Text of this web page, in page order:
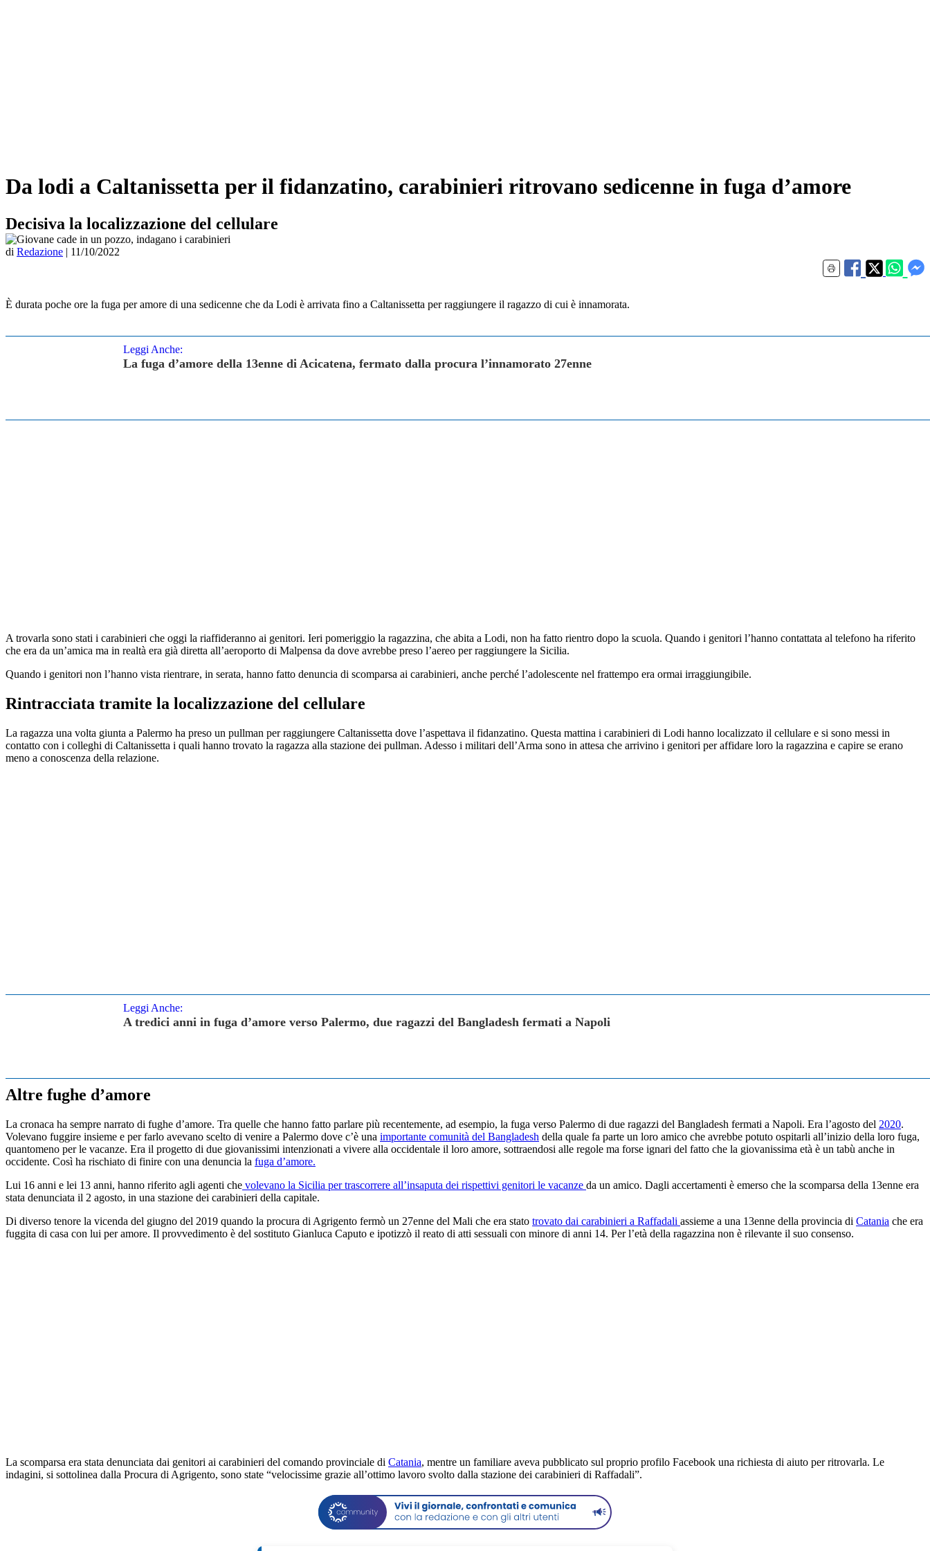
Da lodi a Caltanissetta per il fidanzatino, carabinieri ritrovano sedicenne in fuga d’amore
Decisiva la localizzazione del cellulare
di Redazione | 11/10/2022
È durata poche ore la fuga per amore di una sedicenne che da Lodi è arrivata fino a Caltanissetta per raggiungere il ragazzo di cui è innamorata.
Leggi Anche:
La fuga d’amore della 13enne di Acicatena, fermato dalla procura l’innamorato 27enne
A trovarla sono stati i carabinieri che oggi la riaffideranno ai genitori. Ieri pomeriggio la ragazzina, che abita a Lodi, non ha fatto rientro dopo la scuola. Quando i genitori l’hanno contattata al telefono ha riferito
che era da un’amica ma in realtà era già diretta all’aeroporto di Malpensa da dove avrebbe preso l’aereo per raggiungere la Sicilia.
Quando i genitori non l’hanno vista rientrare, in serata, hanno fatto denuncia di scomparsa ai carabinieri, anche perché l’adolescente nel frattempo era ormai irraggiungibile.
Rintracciata tramite la localizzazione del cellulare
La ragazza una volta giunta a Palermo ha preso un pullman per raggiungere Caltanissetta dove l’aspettava il fidanzatino. Questa mattina i carabinieri di Lodi hanno localizzato il cellulare e si sono messi in
contatto con i colleghi di Caltanissetta i quali hanno trovato la ragazza alla stazione dei pullman. Adesso i militari dell’Arma sono in attesa che arrivino i genitori per affidare loro la ragazzina e capire se erano
meno a conoscenza della relazione.
Leggi Anche:
A tredici anni in fuga d’amore verso Palermo, due ragazzi del Bangladesh fermati a Napoli
Altre fughe d’amore
La cronaca ha sempre narrato di fughe d’amore. Tra quelle che hanno fatto parlare più recentemente, ad esempio, la fuga verso Palermo di due ragazzi del Bangladesh fermati a Napoli. Era l’agosto del 2020.
Volevano fuggire insieme e per farlo avevano scelto di venire a Palermo dove c’è una importante comunità del Bangladesh della quale fa parte un loro amico che avrebbe potuto ospitarli all’inizio della loro fuga,
quantomeno per le vacanze. Era il progetto di due giovanissimi intenzionati a vivere alla occidentale il loro amore, sottraendosi alle regole ma forse ignari del fatto che la giovanissima età è un tabù anche in
occidente. Così ha rischiato di finire con una denuncia la fuga d’amore.
Lui 16 anni e lei 13 anni, hanno riferito agli agenti che volevano la Sicilia per trascorrere all’insaputa dei rispettivi genitori le vacanze da un amico. Dagli accertamenti è emerso che la scomparsa della 13enne era
stata denunciata il 2 agosto, in una stazione dei carabinieri della capitale.
Di diverso tenore la vicenda del giugno del 2019 quando la procura di Agrigento fermò un 27enne del Mali che era stato trovato dai carabinieri a Raffadali assieme a una 13enne della provincia di Catania che era
fuggita di casa con lui per amore. Il provvedimento è del sostituto Gianluca Caputo e ipotizzò il reato di atti sessuali con minore di anni 14. Per l’età della ragazzina non è rilevante il suo consenso.
La scomparsa era stata denunciata dai genitori ai carabinieri del comando provinciale di Catania, mentre un familiare aveva pubblicato sul proprio profilo Facebook una richiesta di aiuto per ritrovarla. Le
indagini, si sottolinea dalla Procura di Agrigento, sono state “velocissime grazie all’ottimo lavoro svolto dalla stazione dei carabinieri di Raffadali”.